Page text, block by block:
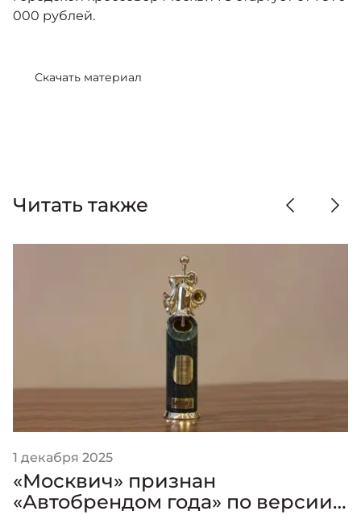
000 рублей.
Скачать материал
Читать также
1 декабря 2025
«Москвич» признан
«Автобрендом года» по версии